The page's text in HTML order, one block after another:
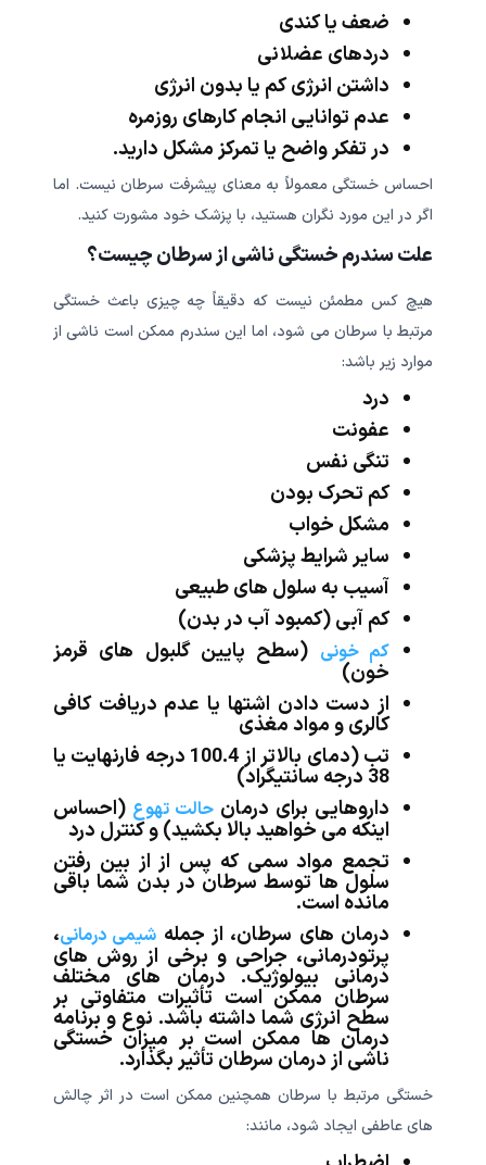
ضعف یا کندی
دردهای عضلانی
داشتن انرژی کم یا بدون انرژی
عدم توانایی انجام کارهای روزمره
در تفکر واضح یا تمرکز مشکل دارید.
احساس خستگی معمولاً به معنای پیشرفت سرطان نیست. اما
اگر در این مورد نگران هستید، با پزشک خود مشورت کنید.
علت سندرم خستگی ناشی از سرطان چیست؟
هیچ کس مطمئن نیست که دقیقاً چه چیزی باعث خستگی
مرتبط با سرطان می شود، اما این سندرم ممکن است ناشی از
موارد زیر باشد:
درد
عفونت
تنگی نفس
کم تحرک بودن
مشکل خواب
سایر شرایط پزشکی
آسیب به سلول های طبیعی
کم آبی (کمبود آب در بدن)
کم خونی (سطح پایین گلبول های قرمز
خون)
از دست دادن اشتها یا عدم دریافت کافی
کالری و مواد مغذی
تب (دمای بالاتر از 100.4 درجه فارنهایت یا
38 درجه سانتیگراد)
داروهایی برای درمان حالت تهوع (احساس
اینکه می خواهید بالا بکشید) و کنترل درد
تجمع مواد سمی که پس از از بین رفتن
سلول ها توسط سرطان در بدن شما باقی
مانده است.
درمان های سرطان، از جمله شیمی درمانی،
پرتودرمانی، جراحی و برخی از روش های
درمانی بیولوژیک. درمان های مختلف
سرطان ممکن است تأثیرات متفاوتی بر
سطح انرژی شما داشته باشد. نوع و برنامه
درمان ها ممکن است بر میزان خستگی
ناشی از درمان سرطان تأثیر بگذارد.
خستگی مرتبط با سرطان همچنین ممکن است در اثر چالش
های عاطفی ایجاد شود، مانند: